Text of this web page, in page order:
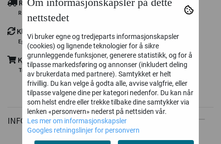
Rimelig frakt
Rask levering fra eget lager i Trondheim
Klikk og hent
Eget utleveringspunkt i Trondheim
Kjøp nå - betal senere med Klarna
Trygg og enkel utsjekk, kort - faktura - delbetaling
INFORMASJON
nettstedet
Vi bruker egne og tredjeparts informasjonskapsler
(cookies) og lignende teknologier for å sikre
grunnleggende funksjoner, generere statistikk, og for å
tilpasse markedsføring og annonser (inkludert deling
av brukerdata med partnere). Samtykket er helt
frivillig. Du kan velge å godta alle, avvise valgfrie, eller
tilpasse valgene dine per kategori nedenfor. Du kan når
som helst endre eller trekke tilbake dine samtykker via
lenken «personvern» nederst på nettsiden vår.
Les mer om informasjonskapsler
Googles retningslinjer for personvern